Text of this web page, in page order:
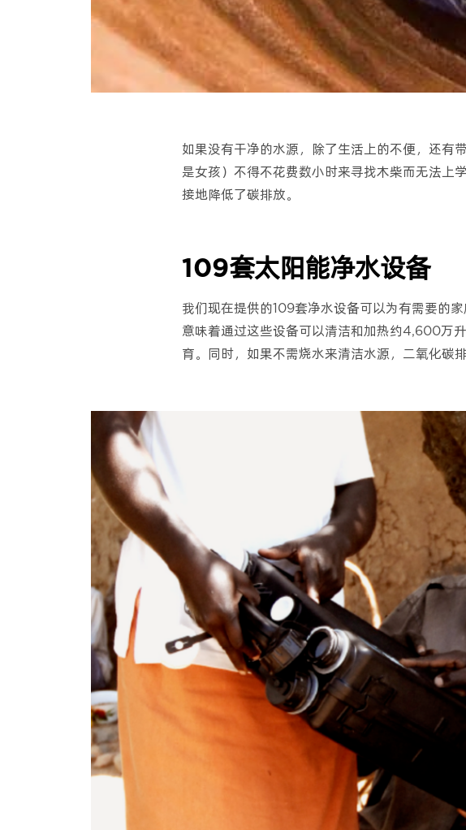
如果没有干净的水源，除了生活上的不便，还有
是女孩）不得不花费数小时来寻找木柴而无法
接地降低了碳排放。
109套太阳能净水设备
我们现在提供的109套净水设备可以为有需要的
意味着通过这些设备可以清洁和加热约4,600万
育。同时，如果不需烧水来清洁水源，二氧化碳